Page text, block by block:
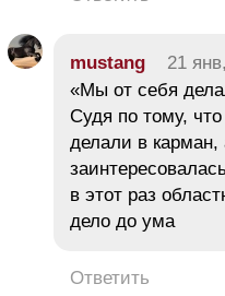
mustang 21
«Мы от себя
Судя по тому,
делали в карман,
в этот раз
дело до ума
Ответить